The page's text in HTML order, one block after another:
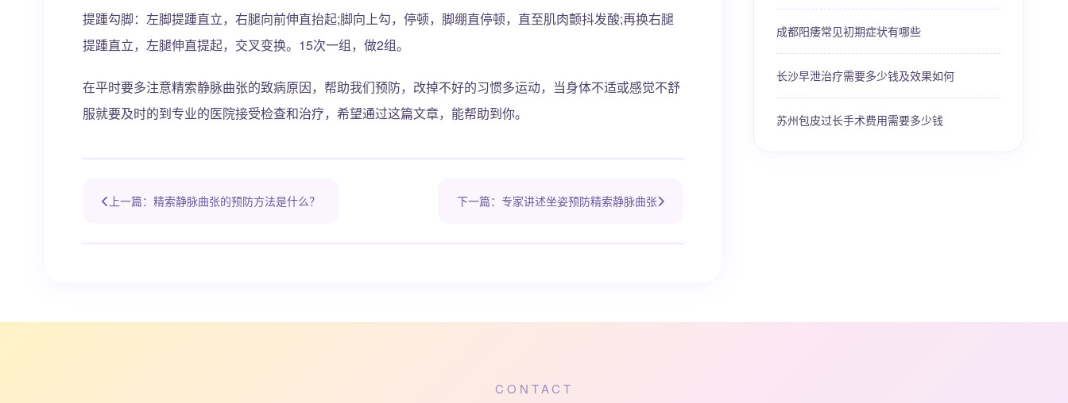
提踵勾脚：左脚提踵直立，右腿向前伸直抬起;脚向上勾，停顿，脚绷直停顿，直至肌肉颤抖发酸;再换右腿
提踵直立，左腿伸直提起，交叉变换。15次一组，做2组。
在平时要多注意精索静脉曲张的致病原因，帮助我们预防，改掉不好的习惯多运动，当身体不适或感觉不舒
服就要及时的到专业的医院接受检查和治疗，希望通过这篇文章，能帮助到你。
上一篇：精索静脉曲张的预防方法是什么？ 下一篇：专家讲述坐姿预防精索静脉曲张
成都阳痿常见初期症状有哪些
长沙早泄治疗需要多少钱及效果如何
苏州包皮过长手术费用需要多少钱
CONTACT